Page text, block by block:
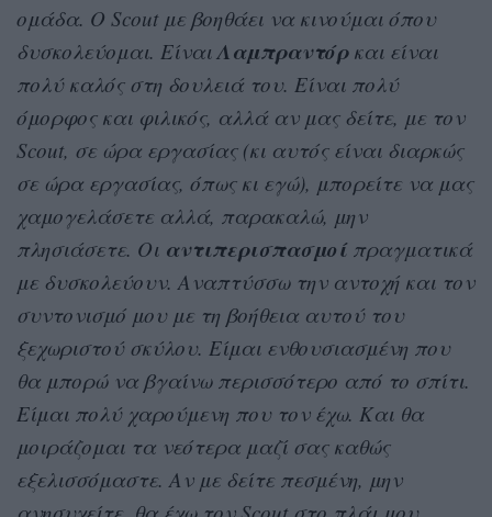
ομάδα. Ο Scout με βοηθάει να κινούμαι όπου
δυσκολεύομαι. Είναι Λαμπραντόρκαι είναι
πολύ καλός στη δουλειά του. Είναι πολύ
όμορφος και φιλικός, αλλά αν μας δείτε, με τον
Scout, σε ώρα εργασίας (κι αυτός είναι διαρκώς
σε ώρα εργασίας, όπως κι εγώ), μπορείτε να μας
χαμογελάσετε αλλά, παρακαλώ, μην
πλησιάσετε. Οι αντιπερισπασμοί πραγματικά
με δυσκολεύουν. Αναπτύσσω την αντοχή και τον
συντονισμό μου με τη βοήθεια αυτού του
ξεχωριστού σκύλου. Είμαι ενθουσιασμένη που
θα μπορώ να βγαίνω περισσότερο από το σπίτι.
Είμαι πολύ χαρούμενη που τον έχω. Και θα
μοιράζομαι τα νεότερα μαζί σας καθώς
εξελισσόμαστε. Αν με δείτε πεσμένη, μην